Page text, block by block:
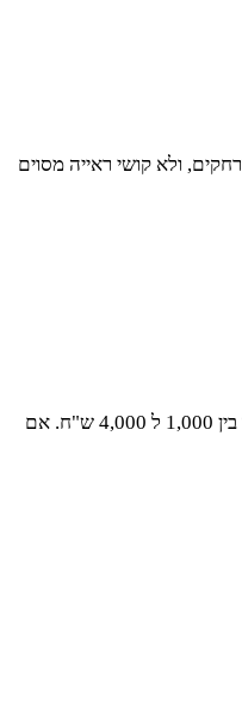
ולא קושי ראייה מסוים
למי מאיתנו אשר עוסק או עסק בנושא עדשות המולטיפוקל, בין אם לצרכים אישיים ובין אם מכל סיבה שהיא, ודאי יודע שמחיר העדשות אינו זול ברוב המקרים, ועומד בממוצע על מחיר בין 1,000 ל 4,000 ש"ח. אם